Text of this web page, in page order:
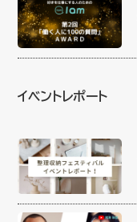
イベントレポート